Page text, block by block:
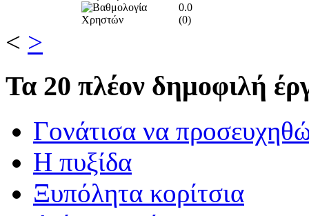
0.0
(0)
< >
Τα 20 πλέον δημοφιλή
Γονάτισα να
Η πυξίδα
Ξυπόλητα κορίτσια